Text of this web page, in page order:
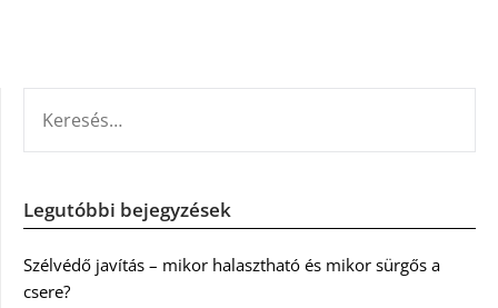
Legutóbbi bejegyzések
Szélvédő javítás – mikor halasztható és mikor sürgős a
csere?